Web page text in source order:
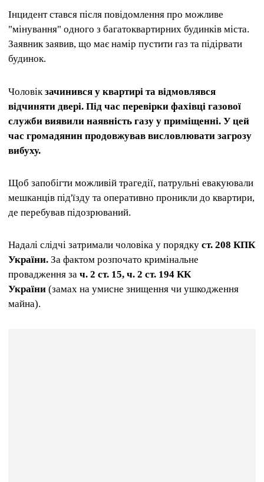
Інцидент стався після повідомлення про можливе
"мінування" одного з багатоквартирних будинків міста.
Заявник заявив, що має намір пустити газ та підірвати
будинок.
Чоловік зачинився у квартирі та відмовлявся
відчиняти двері. Під час перевірки фахівці газової
служби виявили наявність газу у приміщенні. У цей
час громадянин продовжував висловлювати загрозу
вибуху.
Щоб запобігти можливій трагедії, патрульні евакуювали
мешканців під'їзду та оперативно проникли до квартири,
де перебував підозрюваний.
Надалі слідчі затримали чоловіка у порядку ст. 208 КПК
України. За фактом розпочато кримінальне
провадження за ч. 2 ст. 15, ч. 2 ст. 194 КК
України (замах на умисне знищення чи ушкодження
майна).